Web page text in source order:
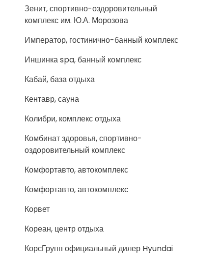
Зенит, спортивно-оздоровительный
комплекс им. Ю.А. Морозова
Император, гостинично-банный комплекс
Иншинка spa, банный комплекс
Кабай, база отдыха
Кентавр, сауна
Колибри, комплекс отдыха
Комбинат здоровья, спортивно-
оздоровительный комплекс
Комфортавто, автокомплекс
Комфортавто, автокомплекс
Корвет
Кореан, центр отдыха
КорсГрупп официальный дилер Hyundai